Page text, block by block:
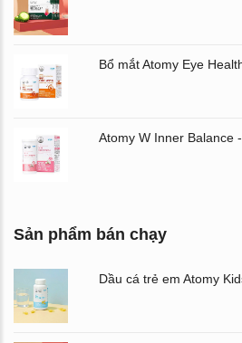
Bổ mắt Atomy Eye
Sản phẩm bán chạy
Dầu cá trẻ em Atomy